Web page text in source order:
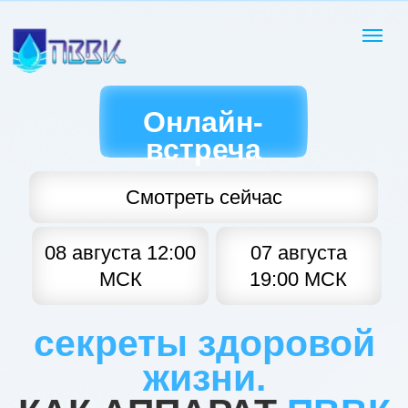
секреты здоровой
жизни.
КАК АППАРАТ
ПВВК
ЛЮБУЮ ВОДУ
В ИСТОЧНИК
ЗДОРОВЬЯ,
Присоединяйтесь к вебинару и узнайте,
какими свойствами должна обладать
Онлайн-
встреча
19:00 МСК
Смотреть сейчас